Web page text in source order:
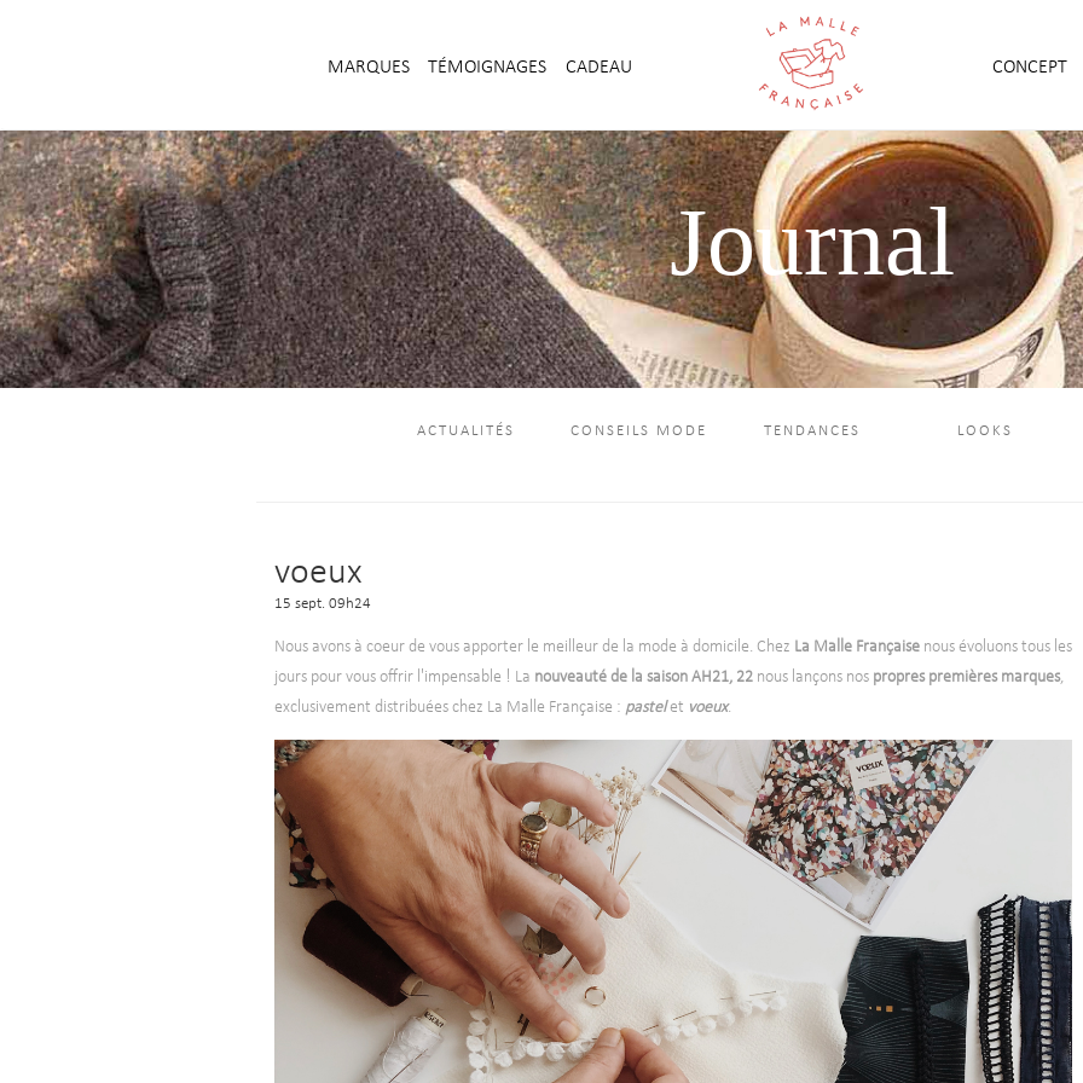
MARQUES TÉMOIGNAGES CADEAU CONCEPT
Journal
ACTUALITÉS CONSEILS MODE TENDANCES LOOKS
voeux
15 sept. 09h24
Nous avons à coeur de vous apporter le meilleur de la mode à domicile. Chez La Malle Française nous évoluons tous les
jours pour vous offrir l'impensable ! La nouveauté de la saison AH21, 22 nous lançons nos propres premières marques,
exclusivement distribuées chez La Malle Française : pastelet voeux.